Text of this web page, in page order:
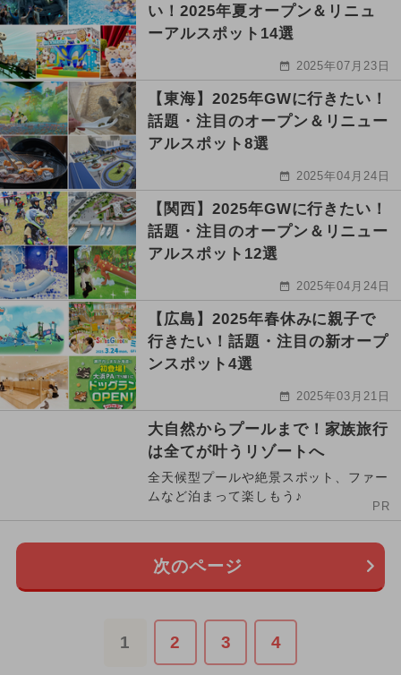
い！2025年夏オープン＆リニュ
ーアルスポット14選
2025年07月23日
【東海】2025年GWに行きたい！
話題・注目のオープン＆リニュー
アルスポット8選
2025年04月24日
【関西】2025年GWに行きたい！
話題・注目のオープン＆リニュー
アルスポット12選
2025年04月24日
【広島】2025年春休みに親子で
行きたい！話題・注目の新オープ
ンスポット4選
2025年03月21日
大自然からプールまで！家族旅行
は全てが叶うリゾートへ
全天候型プールや絶景スポット、ファー
ムなど泊まって楽しもう♪
PR
次のページ
1 2 3 4